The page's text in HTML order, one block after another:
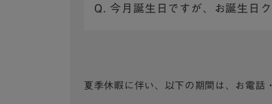
Q. 今月誕生日ですが、お誕生日
夏季休暇に伴い、以下の期間は、お電話